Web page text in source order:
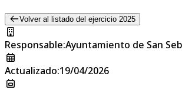
Volver al listado del ejercicio 2025
Responsable:Ayuntamiento de San
Actualizado:19/04/2026